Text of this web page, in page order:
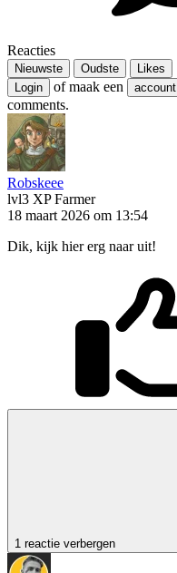
Reacties
Nieuwste Oudste
Likes
Login
of maak een account
comments.
Robskeee
lvl3 XP Farmer
18 maart 2026 om 13:54
Dik, kijk hier erg naar uit!
1 reactie verbergen